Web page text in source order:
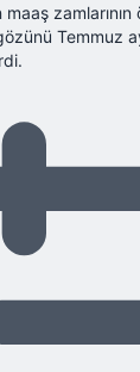
maaş
Temmuz